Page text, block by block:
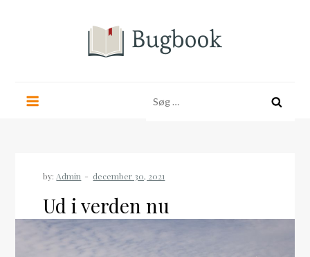
efter:
by: Admin
Ud i verden nu